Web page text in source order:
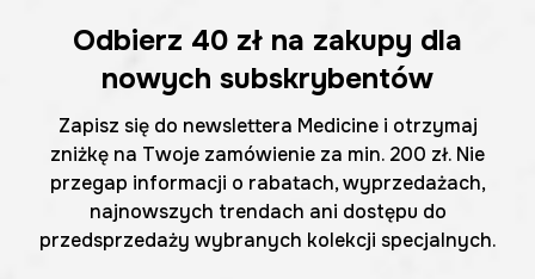
Odbierz 40 zł na zakupy dla
nowych subskrybentów
Zapisz się do newslettera Medicine i otrzymaj
zniżkę na Twoje zamówienie za min. 200 zł. Nie
przegap informacji o rabatach, wyprzedażach,
najnowszych trendach ani dostępu do
przedsprzedaży wybranych kolekcji specjalnych.